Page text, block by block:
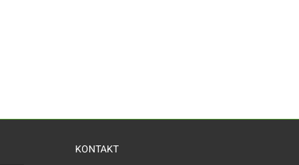
KONTAKT